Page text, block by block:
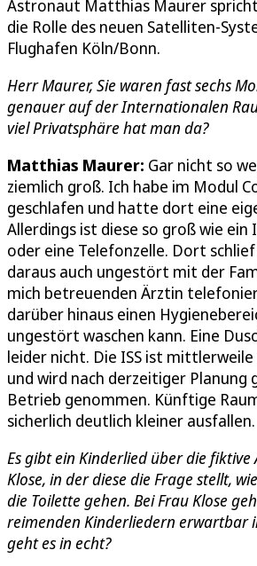
Astronaut Matthias Maurer
die Rolle des neuen Satelliten-
Flughafen Köln/Bonn.
Herr Maurer, Sie waren fast sechs
genauer auf der Internationalen
viel Privatsphäre hat man da?
Matthias Maurer: Gar nicht so
ziemlich groß. Ich habe im Modul
geschlafen und hatte dort eine
Allerdings ist diese so groß wie ein
oder eine Telefonzelle. Dort
daraus auch ungestört mit der
mich betreuenden Ärztin
darüber hinaus einen
ungestört waschen kann. Eine
leider nicht. Die ISS ist mittlerweile
und wird nach derzeitiger Planung
Betrieb genommen. Künftige
sicherlich deutlich kleiner ausfallen.
Es gibt ein Kinderlied über die
Klose, in der diese die Frage stellt,
die Toilette gehen. Bei Frau Klose
reimenden Kinderliedern erwartbar
geht es in echt?